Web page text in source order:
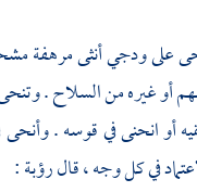
على ودجي أنثى مرهفة
أو غيره من السلاح .
أو انحنى في قوسه .
في كل وجه ، قالرؤبة: